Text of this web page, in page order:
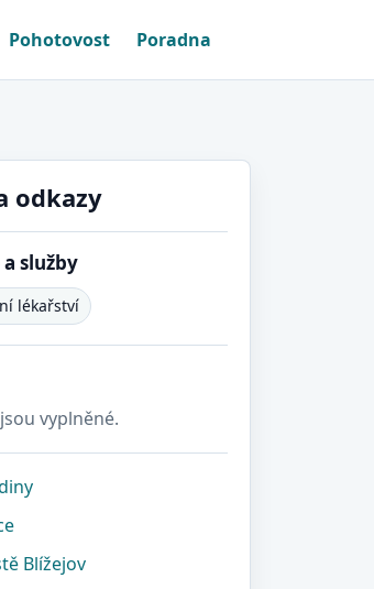
Pohotovost Poradna
odkazy
služby
lékařství
vyplněné.
Blížejov